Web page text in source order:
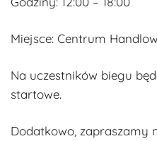
Miejsce: Centrum
Na uczestników biegu
startowe.
Dodatkowo, zapraszamy